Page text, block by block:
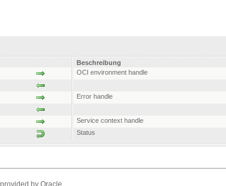
Beschreibung
OCI environment handle
Error handle
Service context handle
Status